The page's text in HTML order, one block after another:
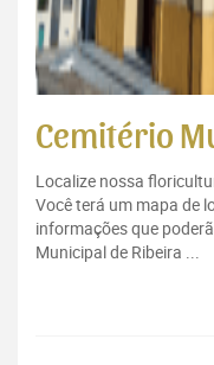
Cemitério
Localize nossa
Você terá um mapa de
informações que
Municipal de Ribeira ...